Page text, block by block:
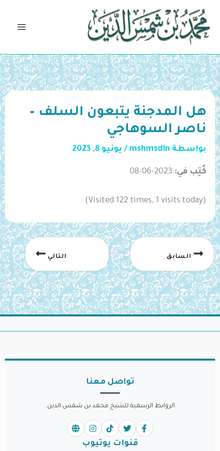
تخطي
المحتوى
هل المدجنة يتبعون السلف –
ناصر السوهاجي
بواسطة mshmsdin
/ يونيو 8, 2023
كُتِب في: 2023-06-08
(Visited 122 times, 1 visits today)
السابق التالي
تواصل معنا
الروابط الرسمية للشيخ محمد بن شمس الدين.
قنوات يوتيوب